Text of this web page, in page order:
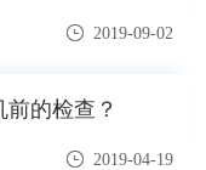
2019-09-02
的检查？
2019-04-19